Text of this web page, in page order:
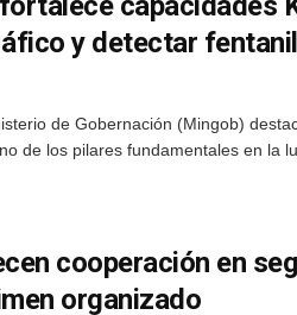
y detectar
de Gobernación (Mingob)
de los pilares fundamentales en la
cooperación en
organizado